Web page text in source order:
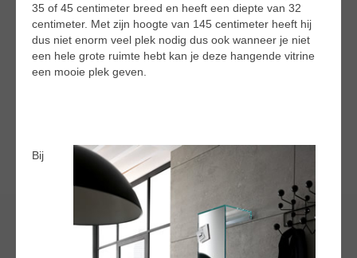
35 of 45 centimeter breed en heeft een diepte van 32
centimeter. Met zijn hoogte van 145 centimeter heeft hij
dus niet enorm veel plek nodig dus ook wanneer je niet
een hele grote ruimte hebt kan je deze hangende vitrine
een mooie plek geven.
Bij